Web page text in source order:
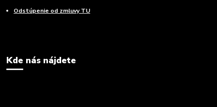
Odstúpenie od zmluvy TU
Kde nás nájdete